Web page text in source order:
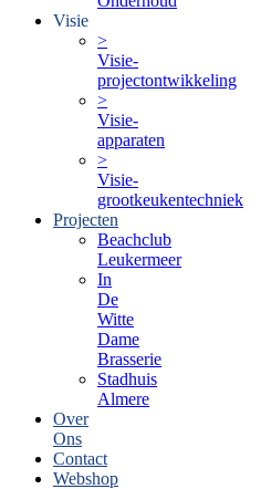
Visie
>
Visie-
projectontwikkeling
>
Visie-
apparaten
>
Visie-
grootkeukentechniek
Projecten
Beachclub
Leukermeer
In
De
Witte
Dame
Brasserie
Stadhuis
Almere
Over
Ons
Contact
Webshop